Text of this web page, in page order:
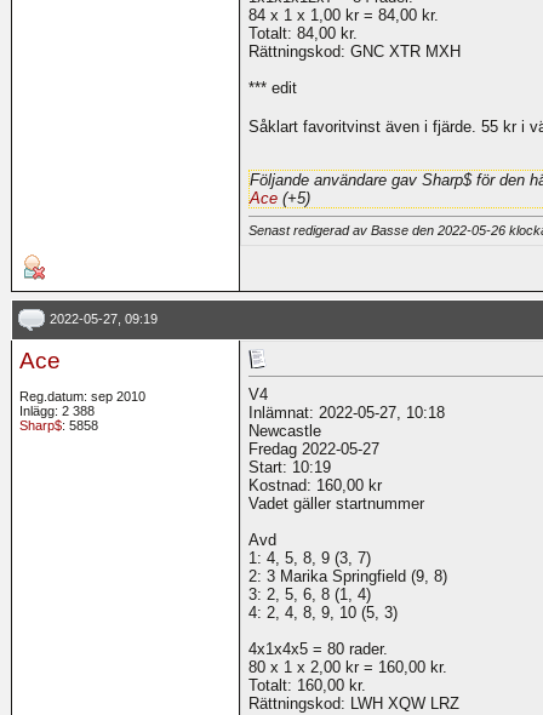
84 x 1 x 1,00 kr = 84,00 kr.
Totalt: 84,00 kr.
Rättningskod: GNC XTR MXH
*** edit
Såklart favoritvinst även i fjärde. 55 kr i
Följande användare gav Sharp$ för den
Ace (+5)
Senast redigerad av Basse den 2022-05-26
2022-05-27, 09:19
Ace
Reg.datum: sep 2010
Inlägg: 2 388
Sharp$: 5858
V4
Inlämnat: 2022-05-27, 10:18
Newcastle
Fredag 2022-05-27
Start: 10:19
Kostnad: 160,00 kr
Vadet gäller startnummer
Avd
1: 4, 5, 8, 9 (3, 7)
2: 3 Marika Springfield (9, 8)
3: 2, 5, 6, 8 (1, 4)
4: 2, 4, 8, 9, 10 (5, 3)
4x1x4x5 = 80 rader.
80 x 1 x 2,00 kr = 160,00 kr.
Totalt: 160,00 kr.
Rättningskod: LWH XQW LRZ